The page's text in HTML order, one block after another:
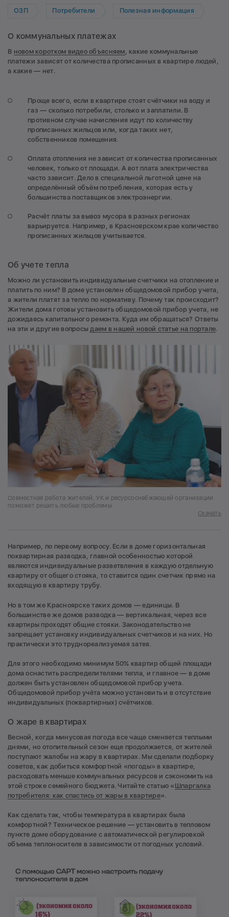
ОЗП Потребители Полезная информация
О коммунальных платежах
В новом коротком видео объясняем , какие коммунальные
платежи зависят от количества прописанных в квартире людей,
а какие — нет.
Проще всего, если в квартире стоят счётчики на воду и
газ — сколько потребили, столько и заплатили. В
противном случае начисления идут по количеству
прописанных жильцов или, когда таких нет,
собственников помещения.
Оплата отопления не зависит от количества прописанных
человек, только от площади. А вот плата электричества
часто зависит. Дело в специальной льготной цене на
определённый объём потребления, которая есть у
большинства поставщиков электроэнергии.
Расчёт платы за вывоз мусора в разных регионах
варьируется. Например, в Красноярском крае количество
прописанных жильцов учитывается.
Об учете тепла
Можно ли установить индивидуальные счетчики на отопление и
платить по ним? В доме установлен общедомовой прибор учета,
а жители платят за тепло по нормативу. Почему так происходит?
Жители дома готовы установить общедомовой прибор учета, не
дожидаясь капитального ремонта. Куда им обращаться? Ответы
на эти и другие вопросы даем в нашей новой статье на портале.
Совместная работа жителей, УК и ресурсоснабжающей организации
поможет решить любые проблемы
Скачать
Например, по первому вопросу. Если в доме горизонтальная
поквартирная разводка, главной особенностью которой
являются индивидуальные разветвления в каждую отдельную
квартиру от общего стояка, то ставится один счетчик прямо на
входящую в квартиру трубу.
Но в том же Красноярске таких домов — единицы. В
большинстве же домов разводка — вертикальная, через все
квартиры проходят общие стояки. Законодательство не
запрещает установку индивидуальных счетчиков и на них. Но
практически это труднореализуемая затея.
Для этого необходимо минимум 50% квартир общей площади
дома оснастить распределителями тепла, и главное — в доме
должен быть установлен общедомовой прибор учета.
Общедомовой прибор учёта можно установить и в отсутствие
индивидуальных (поквартирных) счётчиков.
О жаре в квартирах
Весной, когда минусовая погода все чаще сменяется теплыми
днями, но отопительный сезон еще продолжается, от жителей
поступают жалобы на жару в квартирах. Мы сделали подборку
советов, как добиться комфортной «погоды» в квартире,
расходовать меньше коммунальных ресурсов и сэкономить на
этой строке семейного бюджета. Читайте статью « Шпаргалка
потребителя: как спастись от жары в квартире».
Как сделать так, чтобы температура в квартирах была
комфортной? Техническое решение — установить в тепловом
пункте доме оборудование с автоматической регулировкой
объема теплоносителя в зависимости от погодных условий.